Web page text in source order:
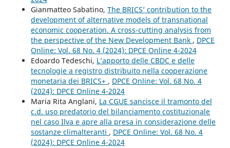
Gianmatteo Sabatino, The BRICS’ contribution to the
development of alternative models of transnational
economic cooperation. A cross-cutting analysis from
the perspective of the New Development Bank , DPCE
Online: Vol. 68 No. 4 (2024): DPCE Online 4-2024
Edoardo Tedeschi, L’apporto delle CBDC e delle
tecnologie a registro distribuito nella cooperazione
monetaria dei BRICS+ , DPCE Online: Vol. 68 No. 4
(2024): DPCE Online 4-2024
Maria Rita Anglani, La CGUE sancisce il tramonto del
c.d. uso predatorio del bilanciamento costituzionale
nel caso Ilva e apre alla presa in considerazione delle
sostanze climalteranti , DPCE Online: Vol. 68 No. 4
(2024): DPCE Online 4-2024